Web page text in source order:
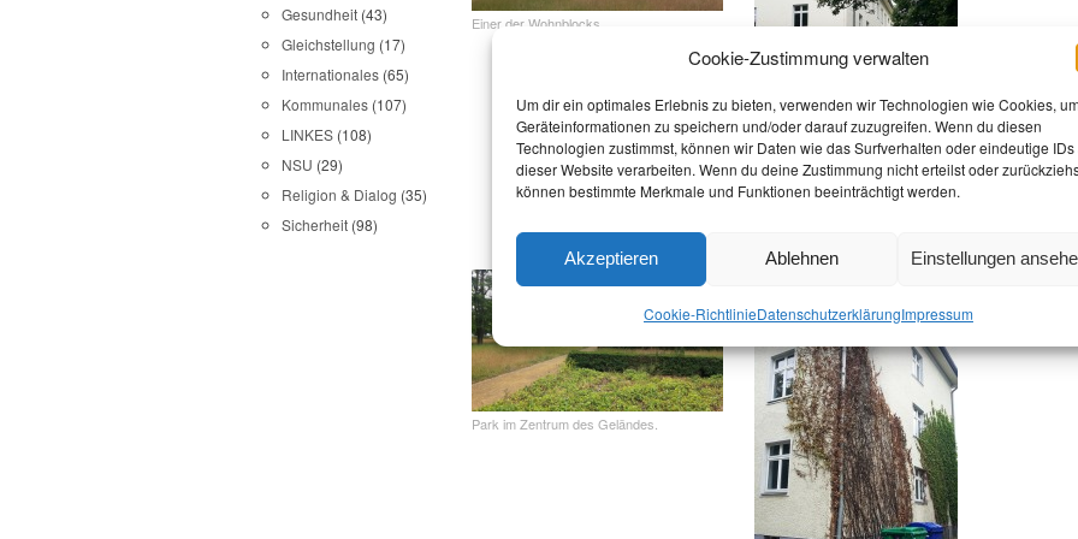
Cookie-Zustimmung verwalten
Um dir ein optimales Erlebnis zu bieten, verwenden wir Technologien wie Cookies,
Geräteinformationen zu speichern und/oder darauf zuzugreifen. Wenn du diesen
Technologien zustimmst, können wir Daten wie das Surfverhalten oder eindeutige IDs
dieser Website verarbeiten. Wenn du deine Zustimmung nicht erteilst oder
können bestimmte Merkmale und Funktionen beeinträchtigt werden.
Akzeptieren Ablehnen Einstellungen
Cookie-RichtlinieDatenschutz­erklärungImpressum
Gesundheit (43)
Gleichstellung (17)
Internationales (65)
Kommunales (107)
LINKES (108)
NSU (29)
Religion & Dialog (35)
Sicherheit (98)
Einer der Wohnblocks.
Park im Zentrum des Geländes.